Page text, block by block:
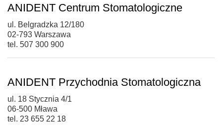
ANIDENT Centrum Stomatologiczne
ul. Belgradzka 12/180
02-793 Warszawa
tel. 507 300 900
ANIDENT Przychodnia Stomatologiczna
ul. 18 Stycznia 4/1
06-500 Mława
tel. 23 655 22 18